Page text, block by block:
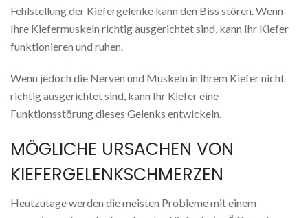
Fehlstellung der Kiefergelenke kann den Biss stören. Wenn
Ihre Kiefermuskeln richtig ausgerichtet sind, kann Ihr Kiefer
funktionieren und ruhen.
Wenn jedoch die Nerven und Muskeln in Ihrem Kiefer nicht
richtig ausgerichtet sind, kann Ihr Kiefer eine
Funktionsstörung dieses Gelenks entwickeln.
MÖGLICHE URSACHEN VON
KIEFERGELENKSCHMERZEN
Heutzutage werden die meisten Probleme mit einem